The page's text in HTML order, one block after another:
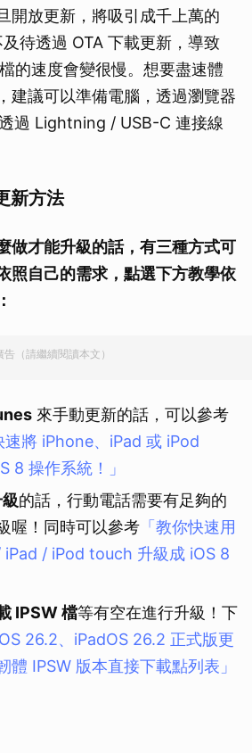
開放更新，將吸引成千上萬的
待透過 OTA 下載更新，導致
的速度會變很慢。想要盡速體
建議可以準備電腦，透過瀏覽器
過 Lightning / USB-C 連接線
新方法
做才能升級的話，有三種方式可
照自己的需求，點選下方教學依
告（請繼續閱讀本文）
來手動更新的話，可以參考
速將 iPhone、iPad 或 iPod
8 操作系統！」
的話，行動電話需要有足夠的
喔！同時可以參考 「教你快速用
iPad / iPod touch 升級成 iOS 8
IPSW 檔等有空在進行升級！下
26.2、iPadOS 26.2 正式版更
體 IPSW 版本直接下載點列表」